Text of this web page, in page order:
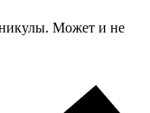
Может и не